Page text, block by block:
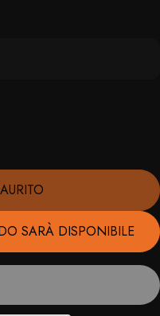
SARÀ DISPONIBILE